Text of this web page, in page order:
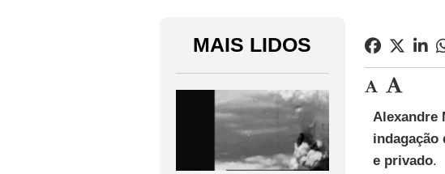
MAIS LIDOS
Alexandre
e privado.